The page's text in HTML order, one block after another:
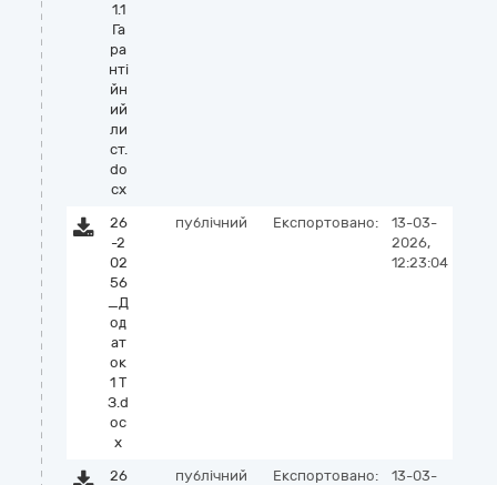
1.1
Га
ра
нті
йн
ий
ли
ст.
do
cx
26
-2
02
56
_Д
од
ат
ок
1 Т
З.d
oc
x
публічний Експортовано:
13-03-
2026,
12:23:04
26
публічний Експортовано:
13-03-